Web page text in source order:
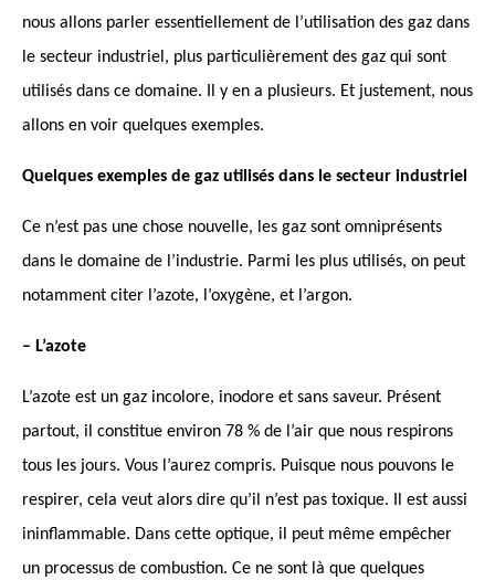
nous allons parler essentiellement de l’utilisation des gaz dans
le secteur industriel, plus particulièrement des gaz qui sont
utilisés dans ce domaine. Il y en a plusieurs. Et justement, nous
allons en voir quelques exemples.
Quelques exemples de gaz utilisés dans le secteur industriel
Ce n’est pas une chose nouvelle, les gaz sont omniprésents
dans le domaine de l’industrie. Parmi les plus utilisés, on peut
notamment citer l’azote, l’oxygène, et l’argon.
– L’azote
L’azote est un gaz incolore, inodore et sans saveur. Présent
partout, il constitue environ 78 % de l’air que nous respirons
tous les jours. Vous l’aurez compris. Puisque nous pouvons le
respirer, cela veut alors dire qu’il n’est pas toxique. Il est aussi
ininflammable. Dans cette optique, il peut même empêcher
un processus de combustion. Ce ne sont là que quelques